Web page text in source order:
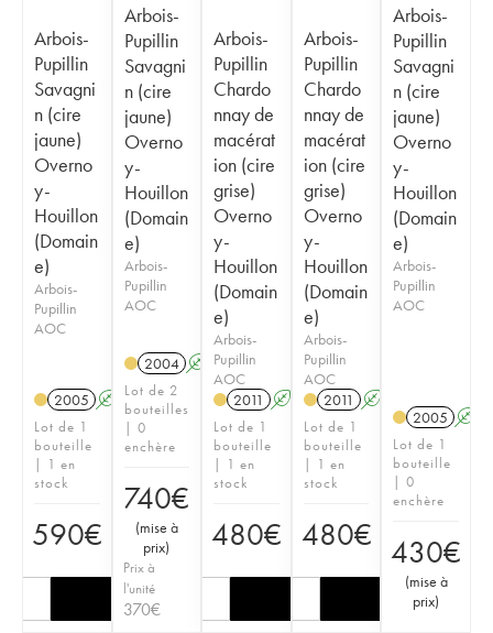
Arbois-
Pupillin
Savagni
n (cire
jaune)
Overno
y-
Houillon
(Domain
e)
Arbois-
Pupillin
AOC
2005 A S
Lot de 1
bouteille
| 1 en
stock
590€
Arbois-
Pupillin
Savagni
n (cire
jaune)
Overno
y-
Houillon
(Domain
e)
Arbois-
Pupillin
AOC
2004 A S
Lot de 2
bouteilles
| 0
enchère
740€
(mise à
prix)
Prix à
l'unité
370€
Arbois-
Pupillin
Chardo
nnay de
macérat
ion (cire
grise)
Overno
y-
Houillon
(Domain
e)
Arbois-
Pupillin
AOC
2011
A S
Lot de 1
bouteille
| 1 en
stock
480€
Arbois-
Pupillin
Chardo
nnay de
macérat
ion (cire
grise)
Overno
y-
Houillon
(Domain
e)
Arbois-
Pupillin
AOC
2011 A
Lot de 1
bouteille
| 1 en
stock
480€
Arbois-
Pupillin
Savagni
n (cire
jaune)
Overno
y-
Houillon
(Domain
e)
Arbois-
Pupillin
AOC
2005 A
Lot de 1
bouteille
| 0
enchère
430€
(mise à
prix)